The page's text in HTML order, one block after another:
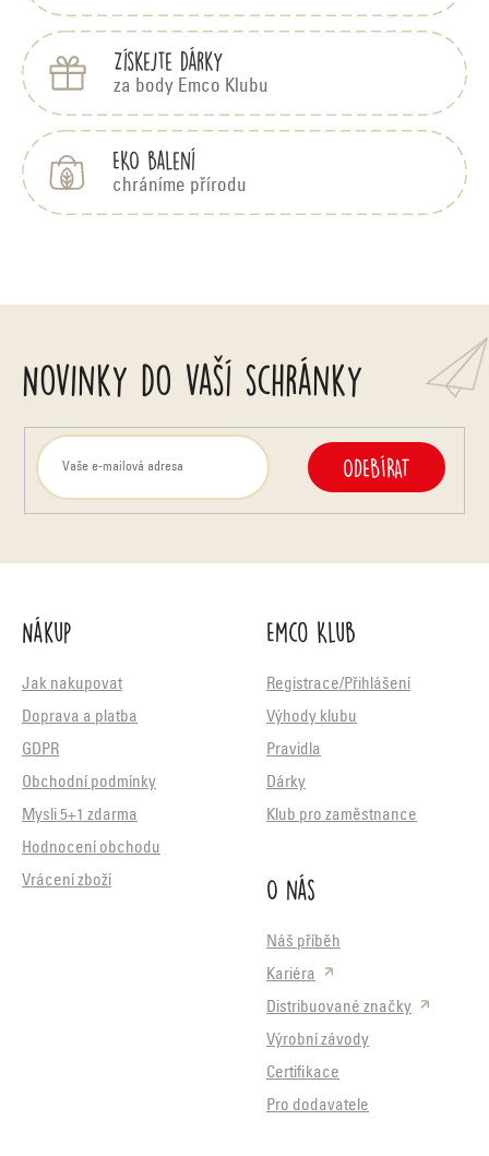
Získejte dárky
za body Emco Klubu
EKO balení
chráníme přírodu
Novinky do vaší schránky
ODEBÍRAT
Nákup
Jak nakupovat
Doprava a platba
GDPR
Obchodní podmínky
Mysli 5+1 zdarma
Hodnocení obchodu
Vrácení zboží
Emco Klub
Registrace/Přihlášení
Výhody klubu
Pravidla
Dárky
Klub pro zaměstnance
O nás
Náš příběh
Kariéra
Distribuované značky
Výrobní závody
Certifikace
Pro dodavatele